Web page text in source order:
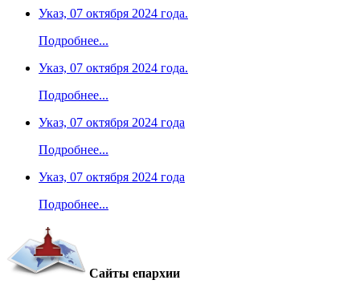
Указ, 07 октября 2024 года.
Подробнее...
Указ, 07 октября 2024 года.
Подробнее...
Указ, 07 октября 2024 года
Подробнее...
Указ, 07 октября 2024 года
Подробнее...
Сайты епархии